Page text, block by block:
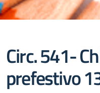
Circ. 541-
prefestivo